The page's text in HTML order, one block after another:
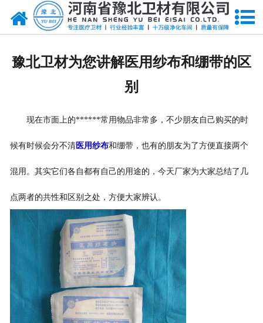
网站首页
联系我们
豫北卫材为您讲解医用纱布和绷带的区
别
现在市面上的******常用物品非常多，不少朋友自己购买的时
候有时候会分不清医用纱布和绷带，也有的朋友为了方便直接两个
混用。其实它们各自都有自己的用途的，今天厂家为大家总结了几
点两者的共性和区别之处，方便大家辨认。